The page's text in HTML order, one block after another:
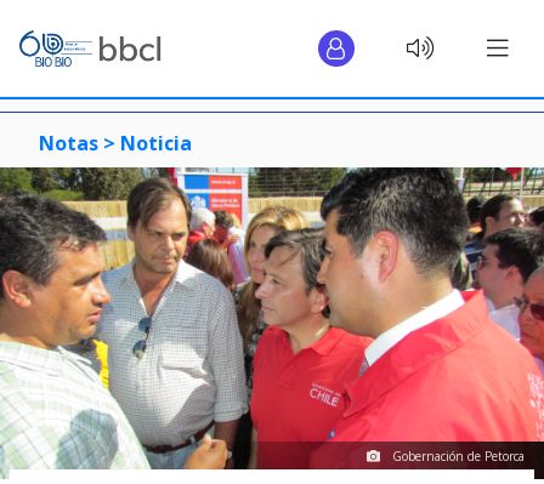
Notas > Noticia
Gobernación de Petorca